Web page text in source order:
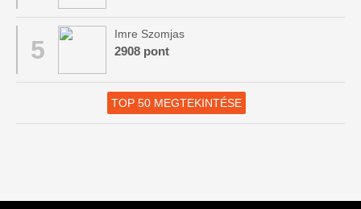
5
Imre Szomjas
2908 pont
TOP 50 MEGTEKINTÉSE